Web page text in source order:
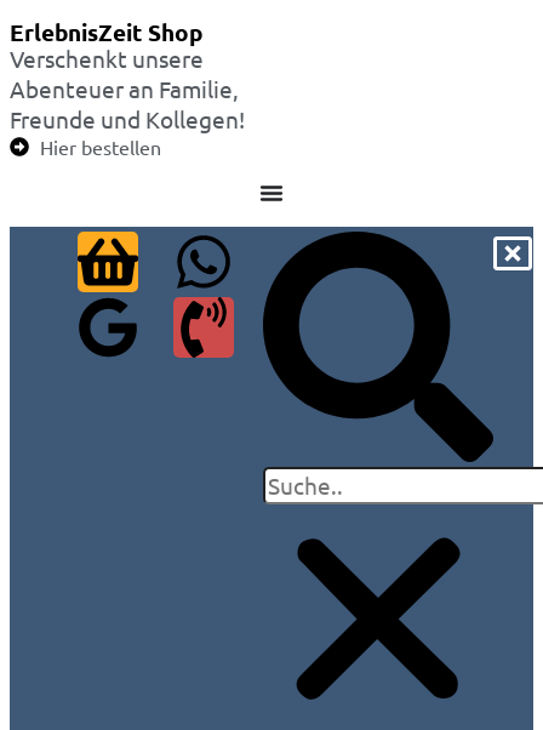
ErlebnisZeit Shop
Verschenkt unsere
Abenteuer an Familie,
Freunde und Kollegen!
Hier bestellen